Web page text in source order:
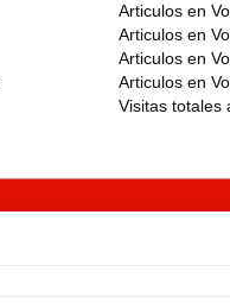
Articulos en
Articulos en
Articulos en
Articulos en
Visitas totales